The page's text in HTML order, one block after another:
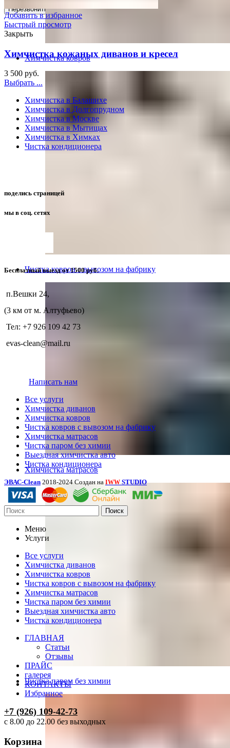
Химчистка ковров
Чистка ковров с вывозом на фабрику
Химчистка матрасов
Чистка паром без химии
Добавить в избранное
Быстрый просмотр
Закрыть
Химчистка кожаных диванов и кресел
3 500 руб.
Выбрать ...
Химчистка в Балашихе
Химчистка в Долгопрудном
Химчистка в Москве
Химчистка в Мытищах
Химчистка в Химках
Чистка кондиционера
поделись страницей
мы в соц. сетях
Бесплатный выезд от 1500 руб.
п.Вешки 24,
(3 км от м. Алтуфьево)
Тел: +7 926 109 42 73
evas-clean@mail.ru
Написать нам
Все услуги
Химчистка диванов
Химчистка ковров
Чистка ковров с вывозом на фабрику
Химчистка матрасов
Чистка паром без химии
Выездная химчистка авто
Чистка кондиционера
ЭВАС-Clean 2018-2024 Создан на IWW STUDIO
Поиск
Меню
Услуги
Все услуги
Химчистка диванов
Химчистка ковров
Чистка ковров с вывозом на фабрику
Химчистка матрасов
Чистка паром без химии
Выездная химчистка авто
Чистка кондиционера
ГЛАВНАЯ
Статьи
Отзывы
ПРАЙС
галерея
КОНТАКТЫ
Избранное
+7 (926) 109-42-73
с 8.00 до 22.00 без выходных
Корзина